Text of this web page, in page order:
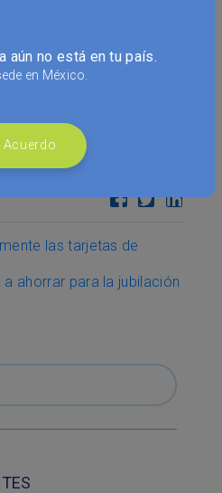
que se encargará de
las tarjetas de
ahorrar para la jubilación
aún no está en tu país.
en México.
Acuerdo